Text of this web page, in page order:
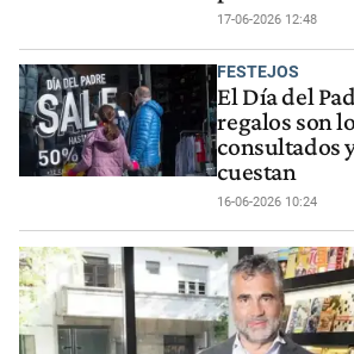
17-06-2026 12:48
FESTEJOS
El Día del
regalos son
consultados
cuestan
16-06-2026 10:24